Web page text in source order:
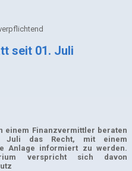
seit 01. Juli
einem Finanzvermittler beraten
das Recht, mit einem
Anlage informiert zu werden.
verspricht sich davon